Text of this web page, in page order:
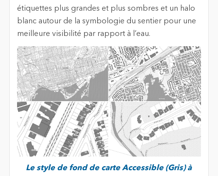
étiquettes plus grandes et plus sombres et un halo
blanc autour de la symbologie du sentier pour une
meilleure visibilité par rapport à l’eau.
Le style de fond de carte Accessible (Gris) à